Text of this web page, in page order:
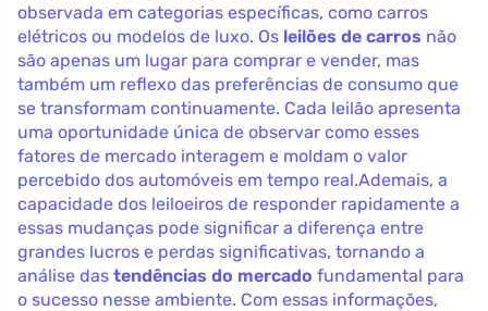
observada em categorias específicas, como carros
elétricos ou modelos de luxo. Os leilões de carros não
são apenas um lugar para comprar e vender, mas
também um reflexo das preferências de consumo que
se transformam continuamente. Cada leilão apresenta
uma oportunidade única de observar como esses
fatores de mercado interagem e moldam o valor
percebido dos automóveis em tempo real.Ademais, a
capacidade dos leiloeiros de responder rapidamente a
essas mudanças pode significar a diferença entre
grandes lucros e perdas significativas, tornando a
análise das tendências do mercado fundamental para
o sucesso nesse ambiente. Com essas informações,